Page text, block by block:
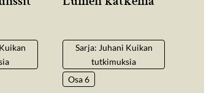
Sarja: Juhani Kuikan
tutkimuksia
Osa 6